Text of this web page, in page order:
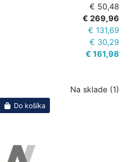
€ 50,48
€ 269,96
€ 131,69
€ 30,29
€ 161,98
Na sklade (1)
Do košíka